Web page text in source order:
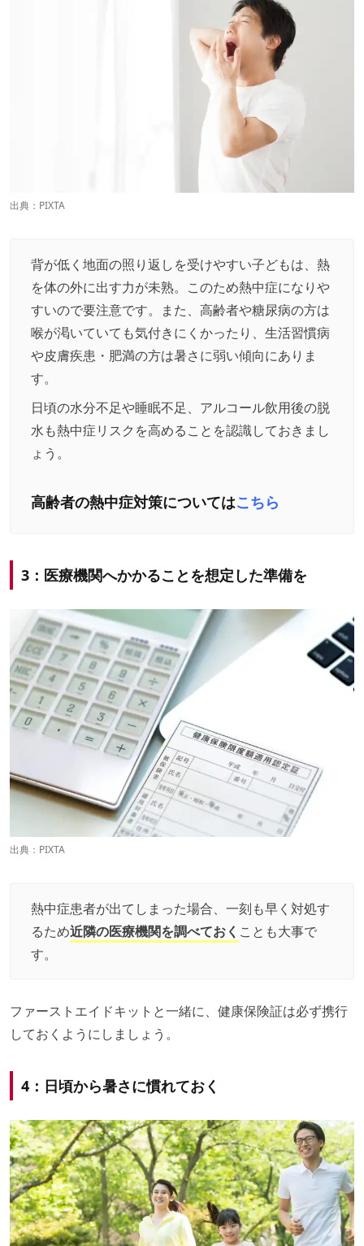
出典：PIXTA
背が低く地面の照り返しを受けやすい子どもは、熱
を体の外に出す力が未熟。このため熱中症になりや
すいので要注意です。また、高齢者や糖尿病の方は
喉が渇いていても気付きにくかったり、生活習慣病
や皮膚疾患・肥満の方は暑さに弱い傾向にありま
す。
日頃の水分不足や睡眠不足、アルコール飲用後の脱
水も熱中症リスクを高めることを認識しておきまし
ょう。
高齢者の熱中症対策についてはこちら
3：医療機関へかかることを想定した準備を
出典：PIXTA
熱中症患者が出てしまった場合、一刻も早く対処す
るため近隣の医療機関を調べておく ことも大事で
す。
ファーストエイドキットと一緒に、健康保険証は必ず携行
しておくようにしましょう。
4：日頃から暑さに慣れておく